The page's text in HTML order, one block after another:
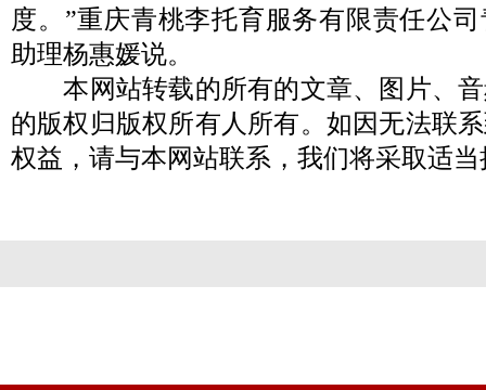
度。”重庆青桃李托育服务有限责任公
助理杨惠媛说。
本网站转载的所有的文章、图片、
的版权归版权所有人所有。如因无法联
权益，请与本网站联系，我们将采取适